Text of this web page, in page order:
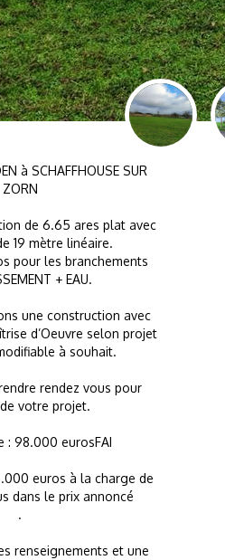
à SCHAFFHOUSE SUR
ZORN
de 6.65 ares plat avec
19 mètre linéaire.
pour les branchements
+ EAU.
une construction avec
d’Oeuvre selon projet
à souhait.
rendez vous pour
votre projet.
: 98.000 eurosFAI
euros à la charge de
dans le prix annoncé
.
renseignements et une